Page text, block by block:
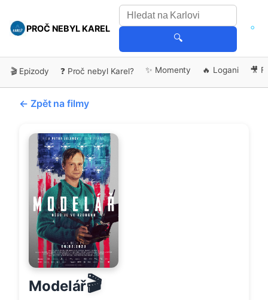
PROČ NEBYL KAREL
🔍
🎬 Epizody ❓ Proč nebyl Karel? ✨ Momenty 🔥 Logani 🎥
← Zpět na filmy
Modelář🎬